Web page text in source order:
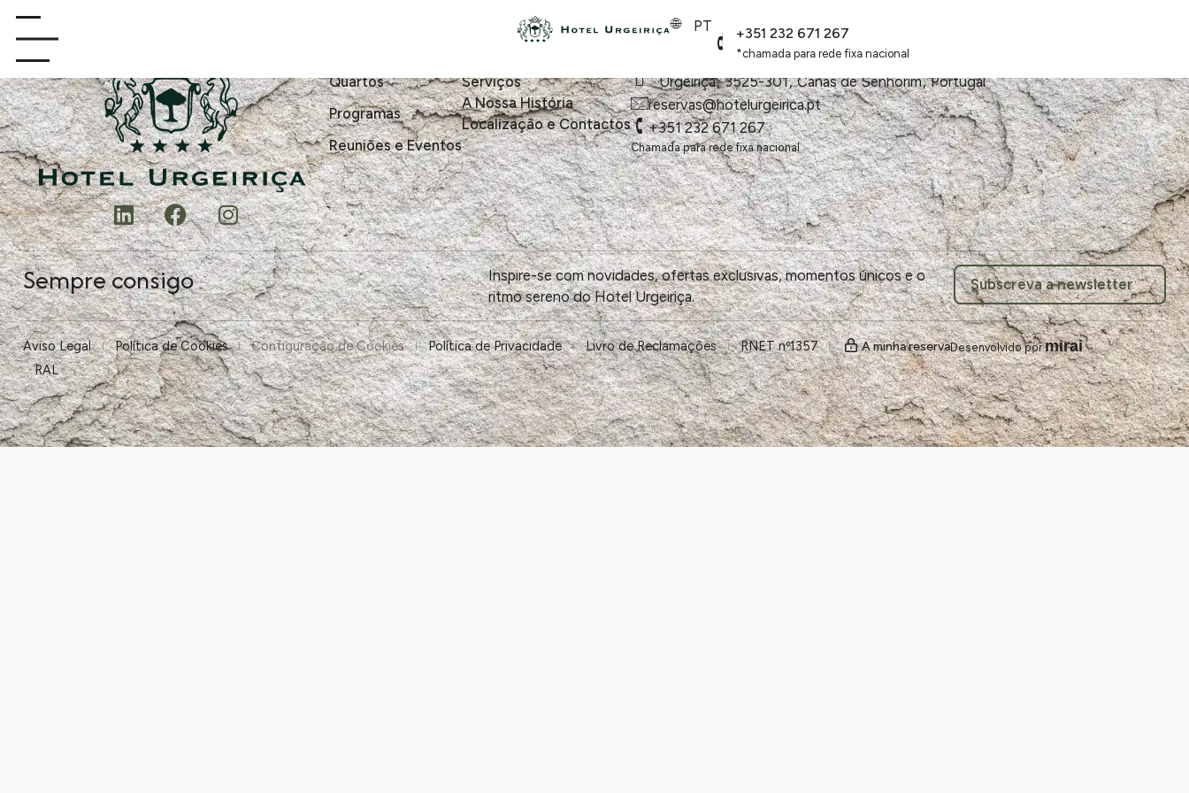
PT +351 232 671 267
*chamada para rede fixa nacional
Quartos
Programas
Reuniões e Eventos
Serviços
A Nossa História
Localização e Contactos
Urgeiriça, 3525-301, Canas de Senhorim, Portugal
reservas@hotelurgeirica.pt
+351 232 671 267
Chamada para rede fixa nacional
Sempre consigo
Inspire-se com novidades, ofertas exclusivas, momentos únicos e o
ritmo sereno do Hotel Urgeiriça.
Subscreva a newsletter
Aviso Legal Política de Cookies Configuração de Cookies Política de Privacidade Livro de Reclamações
RNET nº1357
RAL
A minha reserva Desenvolvido pormirai